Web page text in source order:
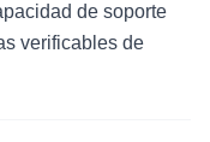
de soporte
verificables de